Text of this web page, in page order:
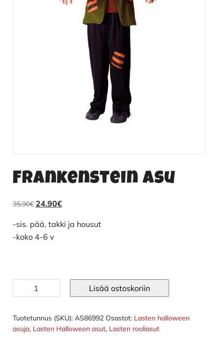
Frankenstein asu
35.90€ Alkuperäinen
oli:
35.90€.
24.90€Nykyinen
on:
-sis. pää, takki ja housut
-koko 4-6 v
Frankenstein
asu
Lisää ostoskoriin
Tuotetunnus (SKU): AS86992 Osastot: Lasten halloween
asuja, Lasten Halloween asut, Lasten rooliasut